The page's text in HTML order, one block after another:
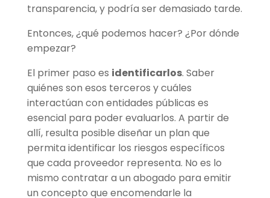
transparencia, y podría ser demasiado tarde.
Entonces, ¿qué podemos hacer? ¿Por dónde
empezar?
El primer paso es identificarlos. Saber
quiénes son esos terceros y cuáles
interactúan con entidades públicas es
esencial para poder evaluarlos. A partir de
allí, resulta posible diseñar un plan que
permita identificar los riesgos específicos
que cada proveedor representa. No es lo
mismo contratar a un abogado para emitir
un concepto que encomendarle la